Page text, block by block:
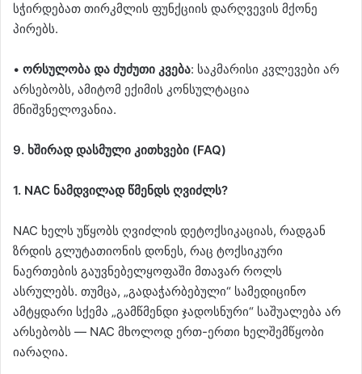
სჭირდებათ თირკმლის ფუნქციის დარღვევის მქონე
პირებს.
• ორსულობა და ძუძუთი კვება: საკმარისი კვლევები არ
არსებობს, ამიტომ ექიმის კონსულტაცია
მნიშვნელოვანია.
9. ხშირად დასმული კითხვები (FAQ)
1. NAC ნამდვილად წმენდს ღვიძლს?
NAC ხელს უწყობს ღვიძლის დეტოქსიკაციას, რადგან
ზრდის გლუტათიონის დონეს, რაც ტოქსიკური
ნაერთების გაუვნებელყოფაში მთავარ როლს
ასრულებს. თუმცა, „გადაჭარბებული“ სამედიცინო
ამტყდარი სქემა „გამწმენდი ჯადოსნური“ საშუალება არ
არსებობს — NAC მხოლოდ ერთ-ერთი ხელშემწყობი
იარაღია.